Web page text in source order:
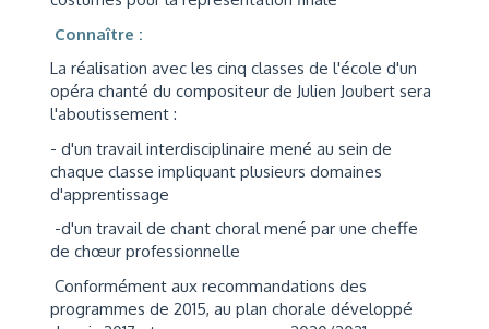
Connaître :
La réalisation avec les cinq classes de l'école d'un
opéra chanté du compositeur de Julien Joubert sera
l'aboutissement :
- d'un travail interdisciplinaire mené au sein de
chaque classe impliquant plusieurs domaines
d'apprentissage
-d'un travail de chant choral mené par une cheffe
de chœur professionnelle
Conformément aux recommandations des
programmes de 2015, au plan chorale développé